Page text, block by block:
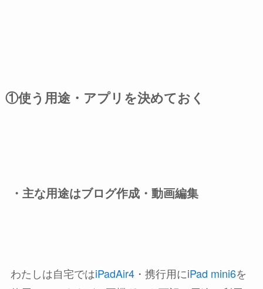
①使う用途・アプリを決めておく
・主な用途はブログ作成・動画編集
わたしは自宅ではiPadAir4・携行用にiPad mini6を